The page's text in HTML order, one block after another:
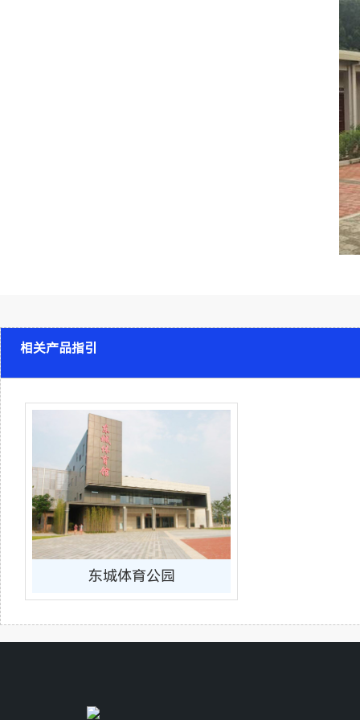
相关产品指引
东城体育公园